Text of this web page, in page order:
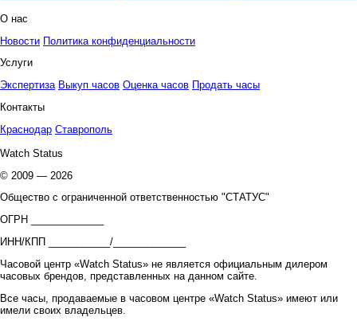
О нас
Новости Политика конфиденциальности
Услуги
Экспертиза Выкуп часов Оценка часов Продать часы
Контакты
Краснодар Ставрополь
Watch Status
© 2009 — 2026
Общество с ограниченной ответственностью "СТАТУС"
ОГРН _____________
ИНН/КПП ___________/_____________
Часовой центр «Watch Status» не является официальным дилером
часовых брендов, представленных на данном сайте.
Все часы, продаваемые в часовом центре «Watch Status» имеют или
имели своих владельцев.